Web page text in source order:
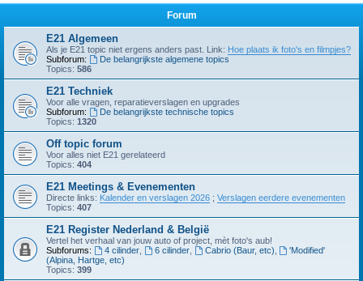
Forum
E21 Algemeen
Als je E21 topic niet ergens anders past. Link: Hoe plaats ik foto's en filmpjes?
Subforum:
De belangrijkste algemene topics
Topics: 586
E21 Techniek
Voor alle vragen, reparatieverslagen en upgrades
Subforum:
De belangrijkste technische topics
Topics: 1320
Off topic forum
Voor alles niet E21 gerelateerd
Topics: 404
E21 Meetings & Evenementen
Directe links: Kalender en verslagen 2026 ; Verslagen eerdere evenementen
Topics: 407
E21 Register Nederland & België
Vertel het verhaal van jouw auto of project, mèt foto's aub!
Subforums:
4 cilinder, 6 cilinder, Cabrio (Baur, etc)
'Modified'
(Alpina, Hartge, etc)
Topics: 399